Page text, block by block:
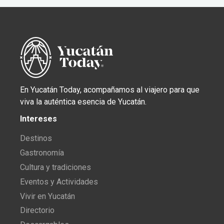
En Yucatán Today, acompañamos al viajero para que
viva la auténtica esencia de Yucatán.
Intereses
Destinos
Gastronomía
Cultura y tradiciones
Eventos y Actividades
Vivir en Yucatán
Directorio